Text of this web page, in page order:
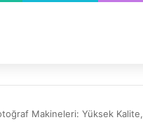
Makineleri: Yüksek Kalite,